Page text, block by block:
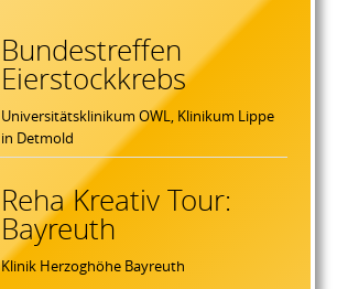
Bundestreffen
Eierstockkrebs
Universitätsklinikum OWL, Klinikum Lippe
in Detmold
Reha Kreativ Tour:
Bayreuth
Klinik Herzoghöhe Bayreuth